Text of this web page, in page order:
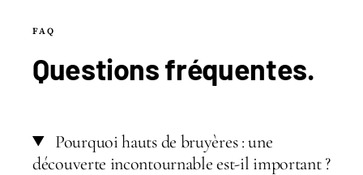
FAQ
Questionsfréquentes.
Pourquoi hauts de bruyères : une
découverte incontournable est-il important ?